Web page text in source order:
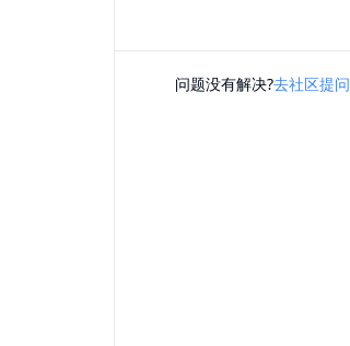
问题没有解决?去社区提问